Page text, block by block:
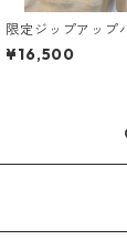
限定ジップアップ
カー「檸檬猫」
¥16,500